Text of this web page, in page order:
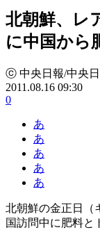
北朝鮮、レ
に中国から
ⓒ 中央日報/中央
2011.08.16 09:30
0
あ
あ
あ
あ
あ
北朝鮮の金正日（
国訪問中に肥料と